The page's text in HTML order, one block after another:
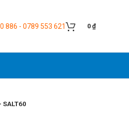
886 - 0789 553 621 0 ₫